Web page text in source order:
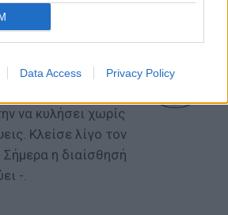
Data Access Privacy Policy
να κυλήσει χωρίς
Κλείσε λίγο τον
η διαίσθησή
-.